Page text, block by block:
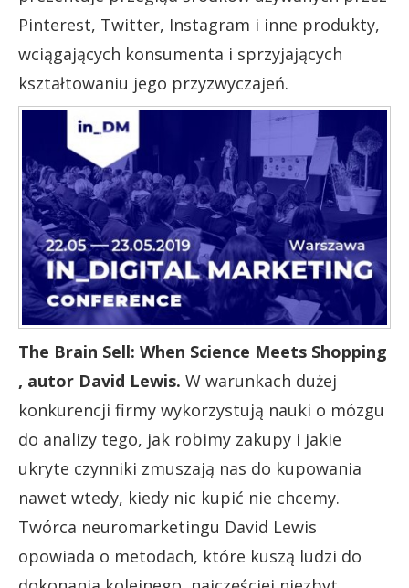
Pinterest, Twitter, Instagram i inne produkty,
wciągających konsumenta i sprzyjających
kształtowaniu jego przyzwyczajeń.
The Brain Sell: When Science Meets Shopping
, autor David Lewis. W warunkach dużej
konkurencji firmy wykorzystują nauki o mózgu
do analizy tego, jak robimy zakupy i jakie
ukryte czynniki zmuszają nas do kupowania
nawet wtedy, kiedy nic kupić nie chcemy.
Twórca neuromarketingu David Lewis
opowiada o metodach, które kuszą ludzi do